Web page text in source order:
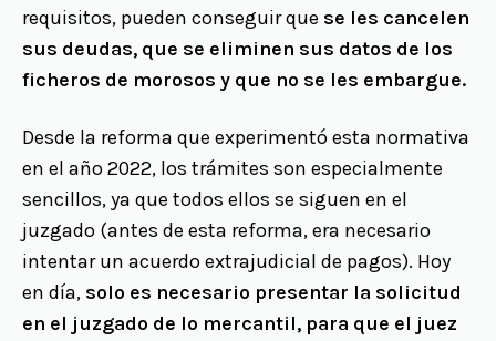
requisitos, pueden conseguir que se les cancelen
sus deudas, que se eliminen sus datos de los
ficheros de morosos y que no se les embargue.
Desde la reforma que experimentó esta normativa
en el año 2022, los trámites son especialmente
sencillos, ya que todos ellos se siguen en el
juzgado (antes de esta reforma, era necesario
intentar un acuerdo extrajudicial de pagos). Hoy
en día, solo es necesario presentar la solicitud
en el juzgado de lo mercantil, para que el juez